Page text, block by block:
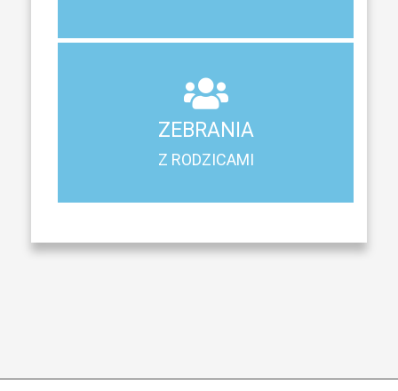
ZEBRANIA
Z RODZICAMI
Z RODZICAMI
Harmonogram spotkań i konsultacji z rodzicami